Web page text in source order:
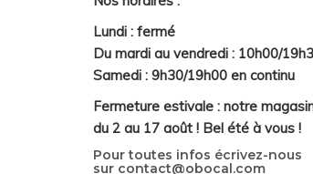
Lundi : fermé
Du mardi au vendredi : 10h00/
Samedi : 9h30/19h00 en continu
Fermeture estivale : notre
du 2 au 17 août ! Bel été à vous !
Pour toutes infos écrivez-nous
sur contact@obocal.com